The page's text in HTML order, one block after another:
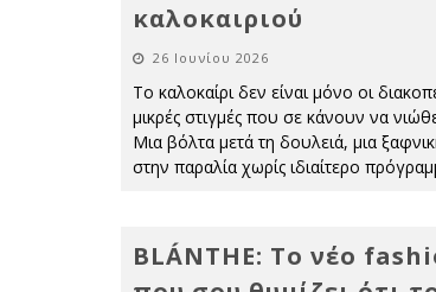
καλοκαιριού
26 Ιουνίου 2026
Το καλοκαίρι δεν είναι μόνο οι
μικρές στιγμές που σε κάνουν να
Μια βόλτα μετά τη δουλειά, μια
στην παραλία χωρίς ιδιαίτερο
BLÁNTHE: Το νέο